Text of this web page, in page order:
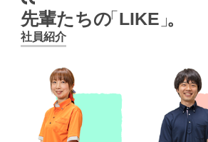
先輩たちの
「LIKE 」
。
社員紹介